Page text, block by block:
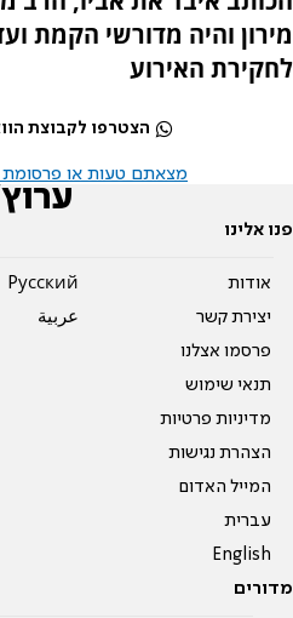
מירון והיה מדורשי הקמת
לחקירת האירוע
הצטרפו לקבוצת
מצאתם טעות או פרסומת
פנו אלינו
אודות
יצירת קשר
פרסמו אצלנו
תנאי שימוש
מדיניות פרטיות
הצהרת נגישות
המייל האדום
עברית
English
Pусский
عربية
מדורים